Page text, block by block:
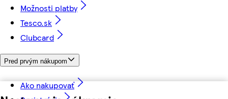
Možnosti platby
Tesco.sk
Clubcard
Pred prvým nákupom
Ako nakupovať